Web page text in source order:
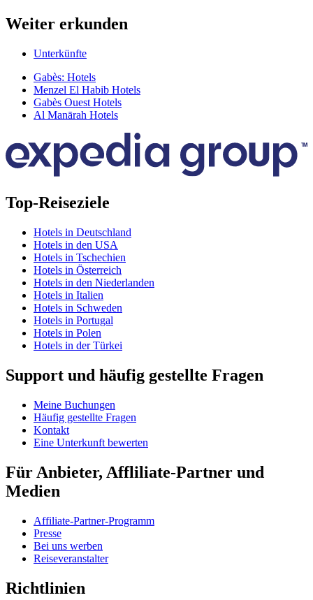
Weiter erkunden
Unterkünfte
Gabès: Hotels
Menzel El Habib Hotels
Gabès Ouest Hotels
Al Manārah Hotels
Top-Reiseziele
Hotels in Deutschland
Hotels in den USA
Hotels in Tschechien
Hotels in Österreich
Hotels in den Niederlanden
Hotels in Italien
Hotels in Schweden
Hotels in Portugal
Hotels in Polen
Hotels in der Türkei
Support und häufig gestellte Fragen
Meine Buchungen
Häufig gestellte Fragen
Kontakt
Eine Unterkunft bewerten
Für Anbieter, Affliliate-Partner und
Medien
Affiliate-Partner-Programm
Presse
Bei uns werben
Reiseveranstalter
Richtlinien